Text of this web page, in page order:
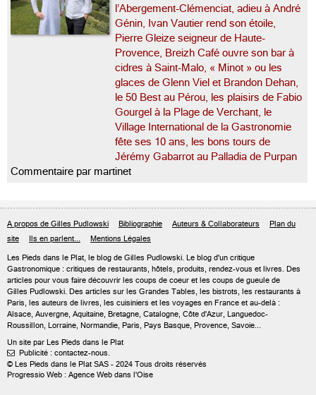
l’Abergement-Clémenciat, adieu à André
Génin, Ivan Vautier rend son étoile,
Pierre Gleize seigneur de Haute-
Provence, Breizh Café ouvre son bar à
cidres à Saint-Malo, « Minot » ou les
glaces de Glenn Viel et Brandon Dehan,
le 50 Best au Pérou, les plaisirs de Fabio
Gourgel à la Plage de Verchant, le
Village International de la Gastronomie
fête ses 10 ans, les bons tours de
Jérémy Gabarrot au Palladia de Purpan
Commentaire par martinet
A propos de Gilles Pudlowski Bibliographie Auteurs & Collaborateurs
Plan du
site
Ils en parlent... Mentions Légales
Les Pieds dans le Plat, le blog de Gilles Pudlowski. Le blog d'un critique
Gastronomique : critiques de restaurants, hôtels, produits, rendez-vous et livres. Des
articles pour vous faire découvrir les coups de coeur et les coups de gueule de
Gilles Pudlowski. Des articles sur les Grandes Tables, les bistrots, les restaurants à
Paris, les auteurs de livres, les cuisiniers et les voyages en France et au-delà :
Alsace, Auvergne, Aquitaine, Bretagne, Catalogne, Côte d'Azur, Languedoc-
Roussillon, Lorraine, Normandie, Paris, Pays Basque, Provence, Savoie...
Un site par Les Pieds dans le Plat
 Publicité : contactez-nous.
© Les Pieds dans le Plat SAS - 2024 Tous droits réservés
Progressio Web : Agence Web dans l'Oise